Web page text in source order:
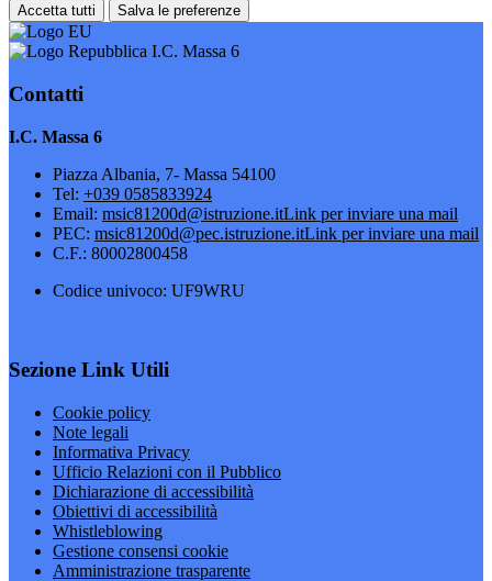
Accetta tutti Salva le preferenze
I.C. Massa 6
Contatti
I.C. Massa 6
Piazza Albania, 7- Massa 54100
Tel: +039 0585833924
Email: msic81200d@istruzione.itLink per inviare una mail
PEC: msic81200d@pec.istruzione.itLink per inviare una mail
C.F.: 80002800458
Codice univoco: UF9WRU
Sezione Link Utili
Cookie policy
Note legali
Informativa Privacy
Ufficio Relazioni con il Pubblico
Dichiarazione di accessibilità
Obiettivi di accessibilità
Whistleblowing
Gestione consensi cookie
Amministrazione trasparente